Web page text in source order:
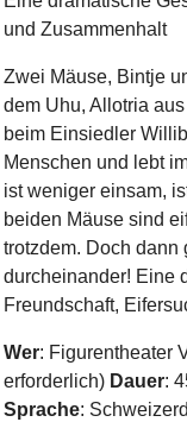
und Zusammenhalt
Zwei Mäuse, Bintje
dem Uhu, Allotria
beim Einsiedler
Menschen und lebt
ist weniger einsam,
beiden Mäuse sind
trotzdem. Doch
durcheinander! Eine
Freundschaft,
Wer: Figurentheater
erforderlich) Dauer:
Sprache: